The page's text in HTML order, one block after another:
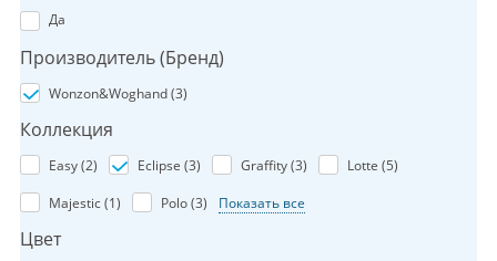
Да
Производитель (Бренд)
Wonzon&Woghand (3)
Коллекция
Easy (2) Eclipse (3) Graffity (3) Lotte (5)
Majestic (1) Polo (3) Показать все
Цвет